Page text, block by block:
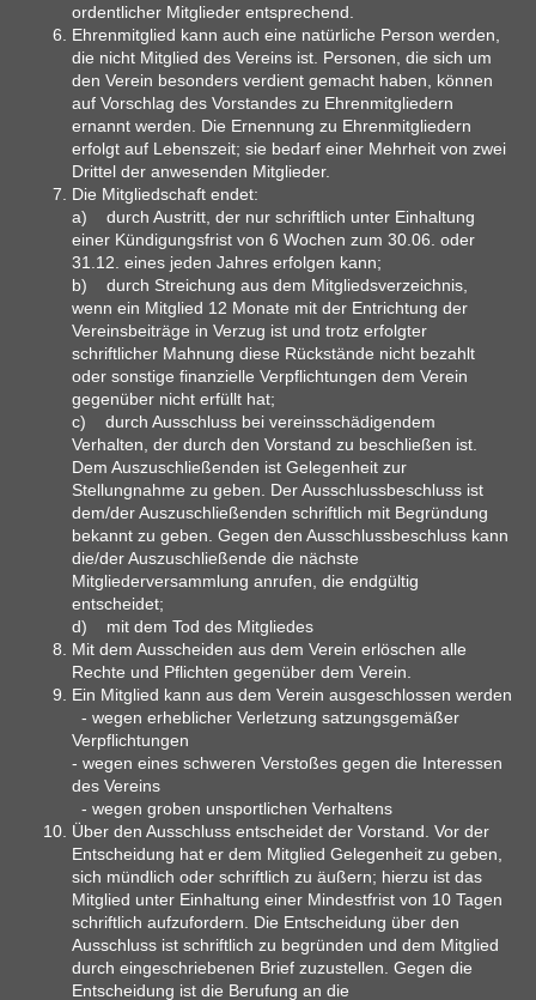
ordentlicher Mitglieder entsprechend.
Ehrenmitglied kann auch eine natürliche Person werden,
die nicht Mitglied des Vereins ist. Personen, die sich um
den Verein besonders verdient gemacht haben, können
auf Vorschlag des Vorstandes zu Ehrenmitgliedern
ernannt werden. Die Ernennung zu Ehrenmitgliedern
erfolgt auf Lebenszeit; sie bedarf einer Mehrheit von zwei
Drittel der anwesenden Mitglieder.
Die Mitgliedschaft endet:
a) durch Austritt, der nur schriftlich unter Einhaltung
einer Kündigungsfrist von 6 Wochen zum 30.06. oder
31.12. eines jeden Jahres erfolgen kann;
b) durch Streichung aus dem Mitgliedsverzeichnis,
wenn ein Mitglied 12 Monate mit der Entrichtung der
Vereinsbeiträge in Verzug ist und trotz erfolgter
schriftlicher Mahnung diese Rückstände nicht bezahlt
oder sonstige finanzielle Verpflichtungen dem Verein
gegenüber nicht erfüllt hat;
c) durch Ausschluss bei vereinsschädigendem
Verhalten, der durch den Vorstand zu beschließen ist.
Dem Auszuschließenden ist Gelegenheit zur
Stellungnahme zu geben. Der Ausschlussbeschluss ist
dem/der Auszuschließenden schriftlich mit Begründung
bekannt zu geben. Gegen den Ausschlussbeschluss kann
die/der Auszuschließende die nächste
Mitgliederversammlung anrufen, die endgültig
entscheidet;
d) mit dem Tod des Mitgliedes
Mit dem Ausscheiden aus dem Verein erlöschen alle
Rechte und Pflichten gegenüber dem Verein.
Ein Mitglied kann aus dem Verein ausgeschlossen werden
- wegen erheblicher Verletzung satzungsgemäßer
Verpflichtungen
- wegen eines schweren Verstoßes gegen die Interessen
des Vereins
- wegen groben unsportlichen Verhaltens
Über den Ausschluss entscheidet der Vorstand. Vor der
Entscheidung hat er dem Mitglied Gelegenheit zu geben,
sich mündlich oder schriftlich zu äußern; hierzu ist das
Mitglied unter Einhaltung einer Mindestfrist von 10 Tagen
schriftlich aufzufordern. Die Entscheidung über den
Ausschluss ist schriftlich zu begründen und dem Mitglied
durch eingeschriebenen Brief zuzustellen. Gegen die
Entscheidung ist die Berufung an die